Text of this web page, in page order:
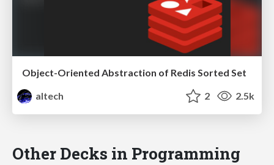
Object-Oriented Abstraction of Redis Sorted Set
altech
2 2.5k
Other Decks in Programming